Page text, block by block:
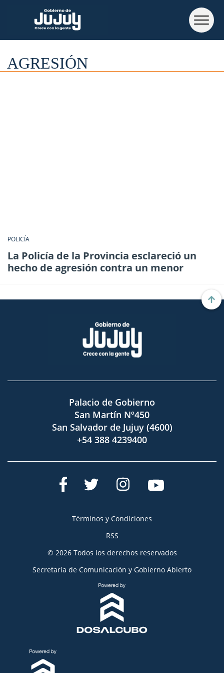
AGRESIÓN
POLICÍA
La Policía de la Provincia esclareció un
hecho de agresión contra un menor
Palacio de Gobierno
San Martín Nº450
San Salvador de Jujuy (4600)
+54 388 4239400
Términos y Condiciones
RSS
© 2026 Todos los derechos reservados
Secretaría de Comunicación y Gobierno Abierto